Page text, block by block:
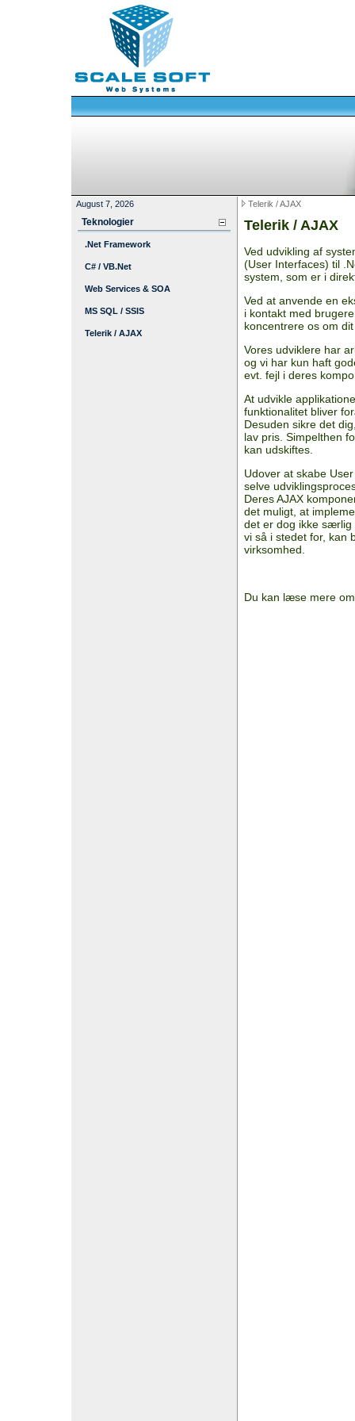
August 7, 2026
Teknologier
.Net Framework
C# / VB.Net
Web Services & SOA
MS SQL / SSIS
Telerik / AJAX
Telerik / AJAX
Telerik / AJAX
Ved udvikling af
(User Interfaces) til
system, som er i
Ved at anvende en
i kontakt med
koncentrere os om
Vores udviklere har
og vi har kun haft
evt. fejl i deres
At udvikle
funktionalitet bliver
Desuden sikre det
lav pris. Simpelthen
kan udskiftes.
Udover at skabe
selve
Deres AJAX
det muligt, at
det er dog ikke særlig
vi så i stedet for, kan
virksomhed.
Du kan læse mere